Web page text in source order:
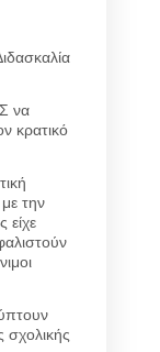
να
κρατικό
την
είχε
σχολικής